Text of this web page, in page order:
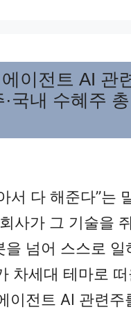
에이전트 AI 관
국내 수혜주 총
서 다 해준다”는
사가 그 기술을
넘어 스스로 일
차세대 테마로
이전트 AI 관련주